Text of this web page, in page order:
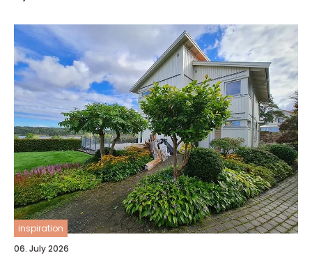
inspiration
06. July 2026